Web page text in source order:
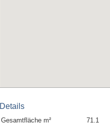
Details
Gesamtfläche m²
71.1